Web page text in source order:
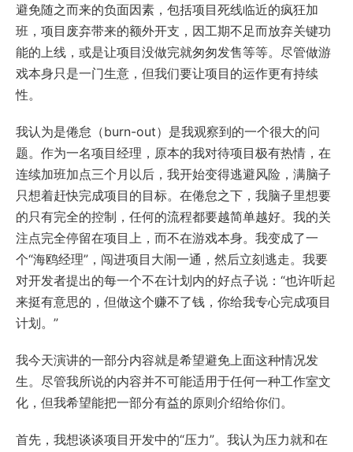
避免随之而来的负面因素，包括项目死线临近的疯狂加
班，项目废弃带来的额外开支，因工期不足而放弃关键功
能的上线，或是让项目没做完就匆匆发售等等。尽管做游
戏本身只是一门生意，但我们要让项目的运作更有持续
性。
我认为是倦怠（burn-out）是我观察到的一个很大的问
题。作为一名项目经理，原本的我对待项目极有热情，在
连续加班加点三个月以后，我开始变得逃避风险，满脑子
只想着赶快完成项目的目标。在倦怠之下，我脑子里想要
的只有完全的控制，任何的流程都要越简单越好。我的关
注点完全停留在项目上，而不在游戏本身。我变成了一
个“海鸥经理”，闯进项目大闹一通，然后立刻逃走。我要
对开发者提出的每一个不在计划内的好点子说：“也许听起
来挺有意思的，但做这个赚不了钱，你给我专心完成项目
计划。”
我今天演讲的一部分内容就是希望避免上面这种情况发
生。尽管我所说的内容并不可能适用于任何一种工作室文
化，但我希望能把一部分有益的原则介绍给你们。
首先，我想谈谈项目开发中的“压力”。我认为压力就和在